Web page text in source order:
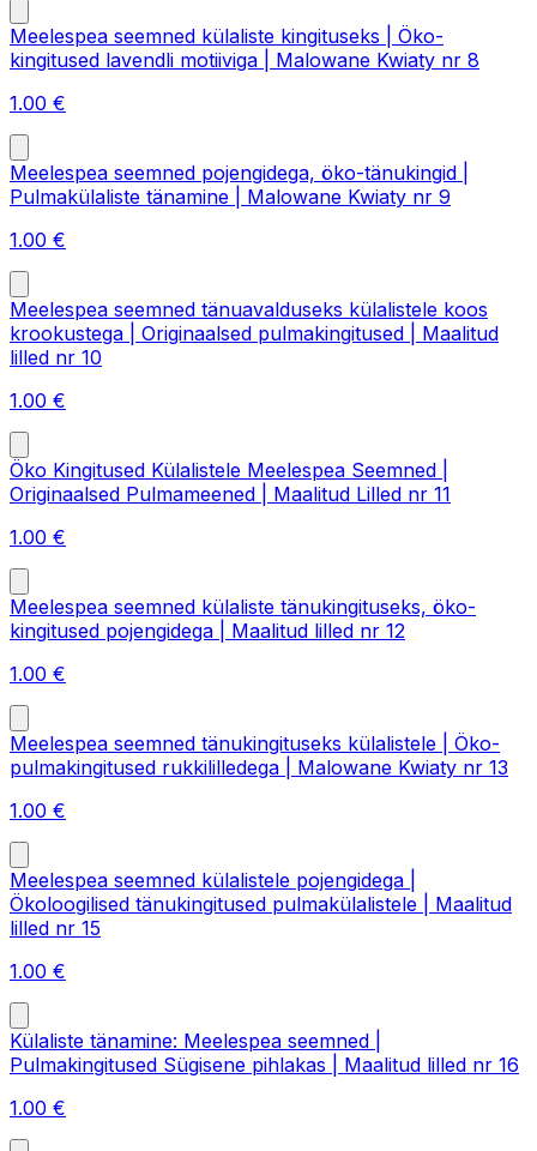
Meelespea seemned külaliste kingituseks | Öko-
kingitused lavendli motiiviga | Malowane Kwiaty nr 8
1.00 €
Meelespea seemned pojengidega, öko-tänukingid |
Pulmakülaliste tänamine | Malowane Kwiaty nr 9
1.00 €
Meelespea seemned tänuavalduseks külalistele koos
krookustega | Originaalsed pulmakingitused | Maalitud
lilled nr 10
1.00 €
Öko Kingitused Külalistele Meelespea Seemned |
Originaalsed Pulmameened | Maalitud Lilled nr 11
1.00 €
Meelespea seemned külaliste tänukingituseks, öko-
kingitused pojengidega | Maalitud lilled nr 12
1.00 €
Meelespea seemned tänukingituseks külalistele | Öko-
pulmakingitused rukkililledega | Malowane Kwiaty nr 13
1.00 €
Meelespea seemned külalistele pojengidega |
Ökoloogilised tänukingitused pulmakülalistele | Maalitud
lilled nr 15
1.00 €
Külaliste tänamine: Meelespea seemned |
Pulmakingitused Sügisene pihlakas | Maalitud lilled nr 16
1.00 €